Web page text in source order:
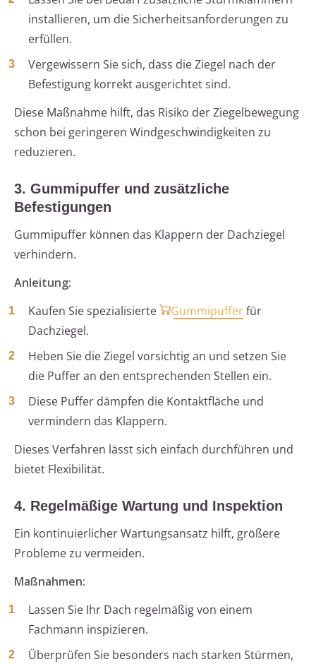
installieren, um die Sicherheitsanforderungen zu
erfüllen.
Vergewissern Sie sich, dass die Ziegel nach der
Befestigung korrekt ausgerichtet sind.
Diese Maßnahme hilft, das Risiko der Ziegelbewegung
schon bei geringeren Windgeschwindigkeiten zu
reduzieren.
3. Gummipuffer und zusätzliche
Befestigungen
Gummipuffer können das Klappern der Dachziegel
verhindern.
Anleitung:
Kaufen Sie spezialisierte
Gummipufferfür
Dachziegel.
Heben Sie die Ziegel vorsichtig an und setzen Sie
die Puffer an den entsprechenden Stellen ein.
Diese Puffer dämpfen die Kontaktfläche und
vermindern das Klappern.
Dieses Verfahren lässt sich einfach durchführen und
bietet Flexibilität.
4. Regelmäßige Wartung und Inspektion
Ein kontinuierlicher Wartungsansatz hilft, größere
Probleme zu vermeiden.
Maßnahmen:
Lassen Sie Ihr Dach regelmäßig von einem
Fachmann inspizieren.
Überprüfen Sie besonders nach starken Stürmen,